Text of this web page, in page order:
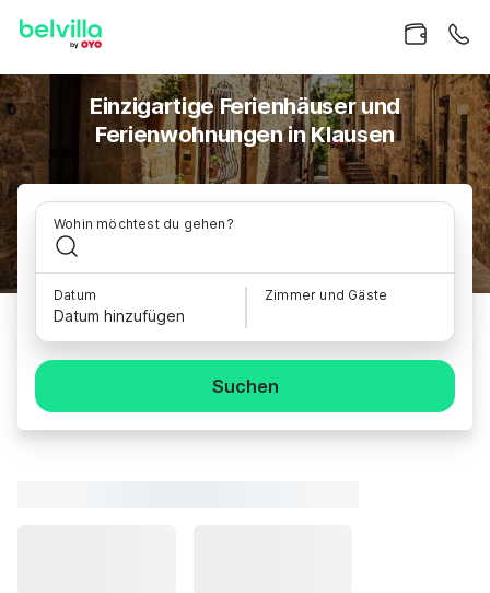
Einzigartige Ferienhäuser und
Ferienwohnungen in Klausen
Wohin möchtest du gehen?
Datum
Datum hinzufügen
Zimmer und Gäste
Suchen